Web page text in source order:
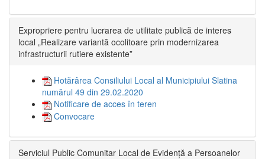
Expropriere pentru lucrarea de utilitate publică de interes
local „Realizare variantă ocolitoare prin modernizarea
infrastructurii rutiere existente”
Hotărârea Consiliului Local al Municipiului Slatina
numărul 49 din 29.02.2020
Notificare de acces în teren
Convocare
Serviciul Public Comunitar Local de Evidență a Persoanelor